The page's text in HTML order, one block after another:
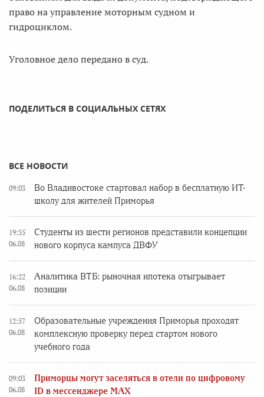
право на управление моторным судном и
гидроциклом.
Уголовное дело передано в суд.
ПОДЕЛИТЬСЯ В СОЦИАЛЬНЫХ СЕТЯХ
ВСЕ НОВОСТИ
09:03
Во Владивостоке стартовал набор в бесплатную ИТ-
школу для жителей Приморья
19:55
06.08
Студенты из шести регионов представили концепции
нового корпуса кампуса ДВФУ
16:22
06.08
Аналитика ВТБ: рыночная ипотека отыгрывает
позиции
12:57
06.08
Образовательные учреждения Приморья проходят
комплексную проверку перед стартом нового
учебного года
09:03
06.08
Приморцы могут заселяться в отели по цифровому
ID в мессенджере MAX